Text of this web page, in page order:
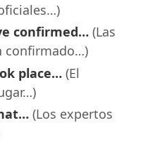
confirmed… (Las
confirmado…)
place… (El
(Los expertos